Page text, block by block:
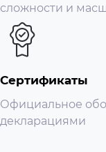
сложности и
Сертификаты
Официальное
декларациями